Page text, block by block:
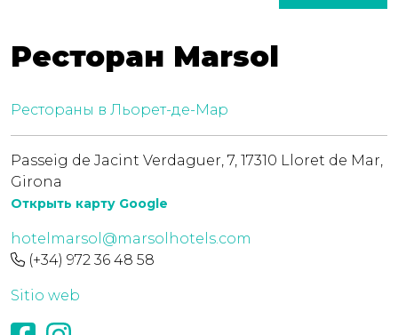
Ресторан Marsol
Рестораны в Льорет-де-Мар
Passeig de Jacint Verdaguer, 7, 17310 Lloret de Mar,
Girona
Открыть карту Google
hotelmarsol@marsolhotels.com
(+34) 972 36 48 58
Sitio web